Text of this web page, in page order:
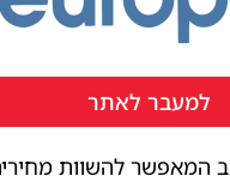
למעבר לאתר
המאפשר להשוות